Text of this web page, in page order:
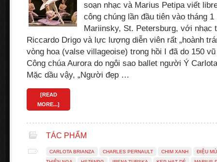
soạn nhạc và Marius Petipa viết
công chúng lần đầu tiên vào tháng
Mariinsky, St. Petersburg, với nhạc
Riccardo Drigo và lực lượng diễn viên rất „hoành
vòng hoa (valse villageoise) trong hồi I đã do 150
Công chúa Aurora do ngôi sao ballet người Ý
Mặc dầu vậy, „Người đẹp …
[READ
MORE...]
TÁC PHẨM
CARLOTA BRIANZA CHARLES PERNAULT CHIM XANH
ĐIỆU